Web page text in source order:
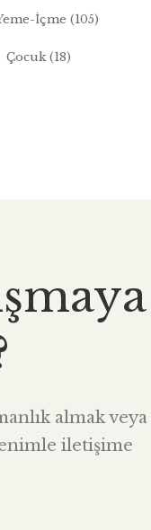
İçme (105)
Çocuk(18)
almak veya
iletişime